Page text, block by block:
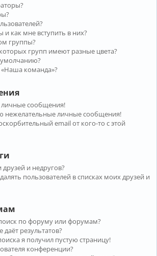
и как мне вступить в них?
группы?
групп имеют разные цвета?
умолчанию?
«Наша команда»?
личные сообщения!
нежелательные личные сообщения!
email от кого-то с этой
и недругов?
пользователей в списках моих друзей и
по форуму или форумам?
результатов?
я получил пустую страницу!
конференции?